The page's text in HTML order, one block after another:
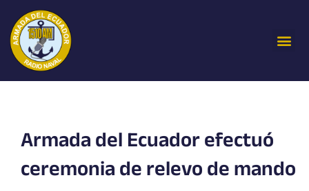
contenido
Armada del Ecuador efectuó
ceremonia de relevo de mando